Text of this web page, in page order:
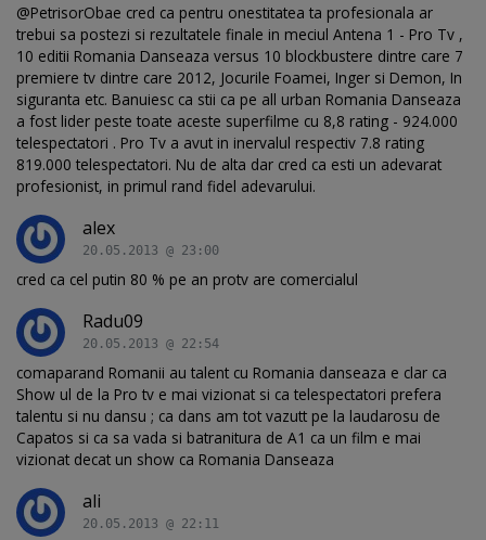
@PetrisorObae cred ca pentru onestitatea ta profesionala ar
trebui sa postezi si rezultatele finale in meciul Antena 1 - Pro Tv ,
10 editii Romania Danseaza versus 10 blockbustere dintre care 7
premiere tv dintre care 2012, Jocurile Foamei, Inger si Demon, In
siguranta etc. Banuiesc ca stii ca pe all urban Romania Danseaza
a fost lider peste toate aceste superfilme cu 8,8 rating - 924.000
telespectatori . Pro Tv a avut in inervalul respectiv 7.8 rating
819.000 telespectatori. Nu de alta dar cred ca esti un adevarat
profesionist, in primul rand fidel adevarului.
alex
20.05.2013 @ 23:00
cred ca cel putin 80 % pe an protv are comercialul
Radu09
20.05.2013 @ 22:54
comaparand Romanii au talent cu Romania danseaza e clar ca
Show ul de la Pro tv e mai vizionat si ca telespectatori prefera
talentu si nu dansu ; ca dans am tot vazutt pe la laudarosu de
Capatos si ca sa vada si batranitura de A1 ca un film e mai
vizionat decat un show ca Romania Danseaza
ali
20.05.2013 @ 22:11